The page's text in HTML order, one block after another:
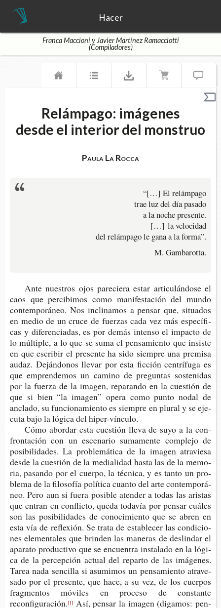
Hacer
Franca Maccioni y Javier Martínez Ramacciotti
(Compiladores)
Relámpago: imágenes
desde el interior del monstruo
Paula La Rocca
“[…] El relámpago
trae luz del día pasado
a la noche presente.
[…] la velocidad
del relámpago le gana a la forma”.
M. Gambarotta.
Ante nues­tros ojos pare­cie­ra estar arti­cu­lán­do­se el
caos que per­ci­bi­mos como mani­fes­ta­ción del mundo
con­tem­po­rá­neo. Nos incli­na­mos a pen­sar que, situa­dos
en medio de un cruce de fuer­zas cada vez más espe­cí­fi­
cas y dife­ren­cia­das, es por demás inten­so el impac­to de
lo múl­ti­ple, a lo que se suma el pen­sa­mien­to que insis­te
en que escri­bir el pre­sen­te ha sido siem­pre una pre­mi­sa
audaz. Deján­do­nos lle­var por esta fic­ción cen­trí­fu­ga es
que empren­de­mos un camino de pre­gun­tas sos­te­ni­das
por la fuer­za de la ima­gen, repa­ran­do en la cues­tión de
que si bien “la ima­gen” opera como punto nodal de
ancla­do, su fun­cio­na­mien­to es siem­pre en plu­ral y se eje­
cu­ta bajo la lógi­ca del hiper-vínculo.
Cómo abor­dar esta cues­tión lleva de suyo a la con­
fron­ta­ción con un esce­na­rio suma­men­te com­ple­jo de
posi­bi­li­da­des. La pro­ble­má­ti­ca de la ima­gen atra­vie­sa
desde la cues­tión de la media­li­dad hasta las de la memo­
ria, pasan­do por el cuer­po, la téc­ni­ca, y es tanto un pro­
ble­ma de la filo­so­fía polí­ti­ca cuan­to del arte con­tem­po­rá­
neo. Pero aun si fuera posi­ble aten­der a todas las aris­tas
que entran en con­flic­to, queda toda­vía por pen­sar cuá­les
son las posi­bi­li­da­des de cono­ci­mien­to que se abren en
esta vía de refle­xión. Se trata de esta­ble­cer las con­di­cio­
nes ele­men­ta­les que brin­den las mane­ras de des­lin­dar el
apa­ra­to pro­duc­ti­vo que se encuen­tra ins­ta­la­do en la lógi­
ca de la per­cep­ción actual del repar­to de las imá­ge­nes.
Tarea nada sen­ci­lla si asu­mi­mos un pen­sa­mien­to atra­ve­
sa­do por el pre­sen­te, que hace, a su vez, de los cuer­pos
frag­men­tos móvi­les en pro­ce­so de cons­tan­te
reconfiguración.[1] Así, pen­sar la ima­gen (diga­mos: pen­